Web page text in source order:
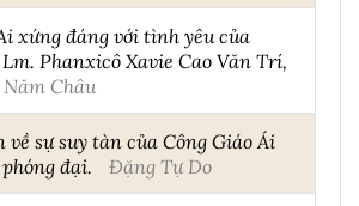
xứng đáng với tình yêu của
Phanxicô Xavie Cao Văn Trí,
Châu
về sự suy tàn của Công Giáo Ái
đại.
Đặng Tự Do